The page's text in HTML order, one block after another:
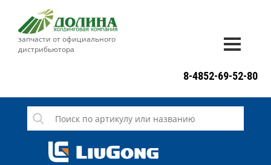
запчасти от официального
дистрибьютора
СЕРВИС
НОВОСТИ
8-4852-69-52-80